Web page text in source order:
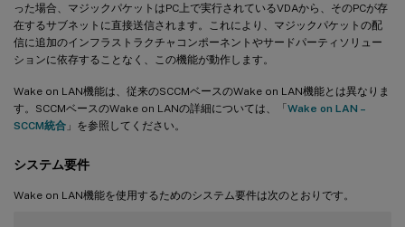
った場合、マジックパケットはPC上で実行されているVDAから、そのPCが存
在するサブネットに直接送信されます。これにより、マジックパケットの配
信に追加のインフラストラクチャコンポーネントやサードパーティソリュー
ションに依存することなく、この機能が動作します。
Wake on LAN機能は、従来のSCCMベースのWake on LAN機能とは異なりま
す。SCCMベースのWake on LANの詳細については、「Wake on LAN –
SCCM統合 」を参照してください。
システム要件
Wake on LAN機能を使用するためのシステム要件は次のとおりです。